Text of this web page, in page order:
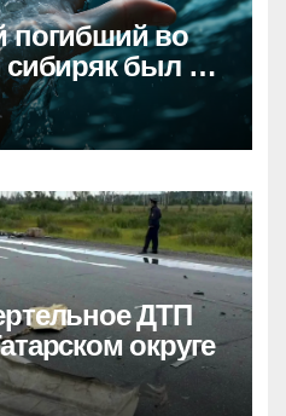
погибший во
сибиряк был в
ДТП
округе